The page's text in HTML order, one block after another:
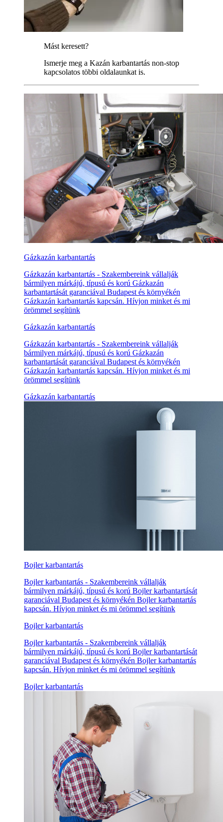
Mást keresett?
Ismerje meg a Kazán karbantartás non-stop
kapcsolatos többi oldalaunkat is.
Gázkazán karbantartás
Gázkazán karbantartás - Szakembereink vállalják
bármilyen márkájú, típusú és korú Gázkazán
karbantartását garanciával Budapest és környékén
Gázkazán karbantartás kapcsán. Hívjon minket és mi
örömmel segítünk
Gázkazán karbantartás
Gázkazán karbantartás - Szakembereink vállalják
bármilyen márkájú, típusú és korú Gázkazán
karbantartását garanciával Budapest és környékén
Gázkazán karbantartás kapcsán. Hívjon minket és mi
örömmel segítünk
Gázkazán karbantartás
Bojler karbantartás
Bojler karbantartás - Szakembereink vállalják
bármilyen márkájú, típusú és korú Bojler karbantartását
garanciával Budapest és környékén Bojler karbantartás
kapcsán. Hívjon minket és mi örömmel segítünk
Bojler karbantartás
Bojler karbantartás - Szakembereink vállalják
bármilyen márkájú, típusú és korú Bojler karbantartását
garanciával Budapest és környékén Bojler karbantartás
kapcsán. Hívjon minket és mi örömmel segítünk
Bojler karbantartás